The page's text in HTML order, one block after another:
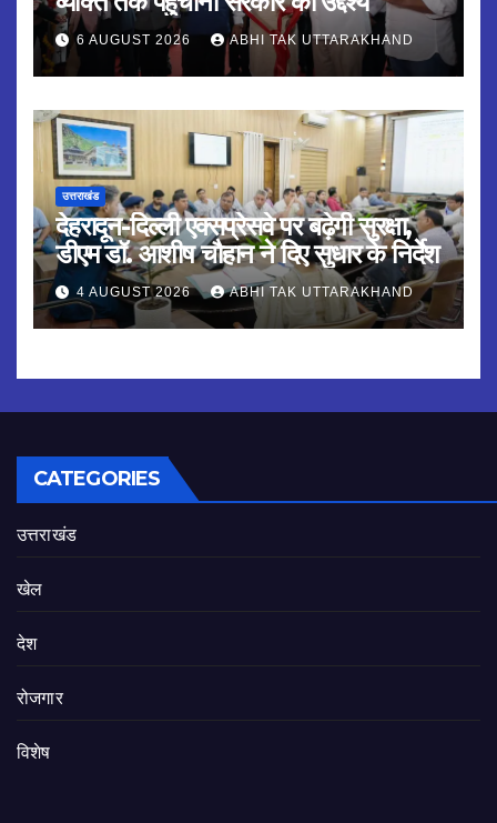
6 AUGUST 2026 ABHI TAK UTTARAKHAND
उत्तराखंड
देहरादून-दिल्ली एक्सप्रेसवे पर बढ़ेगी सुरक्षा,
डीएम डॉ. आशीष चौहान ने दिए सुधार के निर्देश
4 AUGUST 2026 ABHI TAK UTTARAKHAND
CATEGORIES
उत्तराखंड
खेल
देश
रोजगार
विशेष